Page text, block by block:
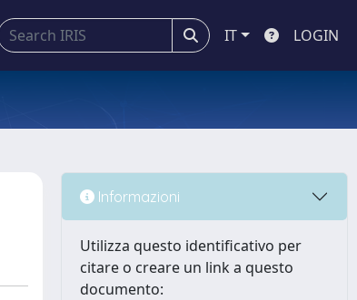
IT LOGIN
Informazioni
Utilizza questo identificativo per
citare o creare un link a questo
documento: